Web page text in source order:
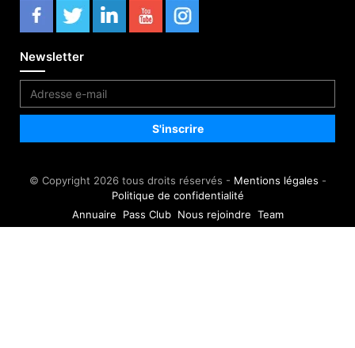
Newsletter
© Copyright 2026 tous droits réservés - Mentions légales -
Politique de confidentialité
Annuaire
Pass Club Nous rejoindre Team